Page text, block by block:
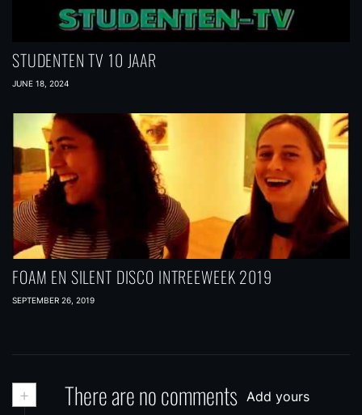
STUDENTEN TV 10 JAAR
JUNE 18, 2024
FOAM EN SILENT DISCO INTREEWEEK 2019
SEPTEMBER 26, 2019
+ There are no comments Add yours